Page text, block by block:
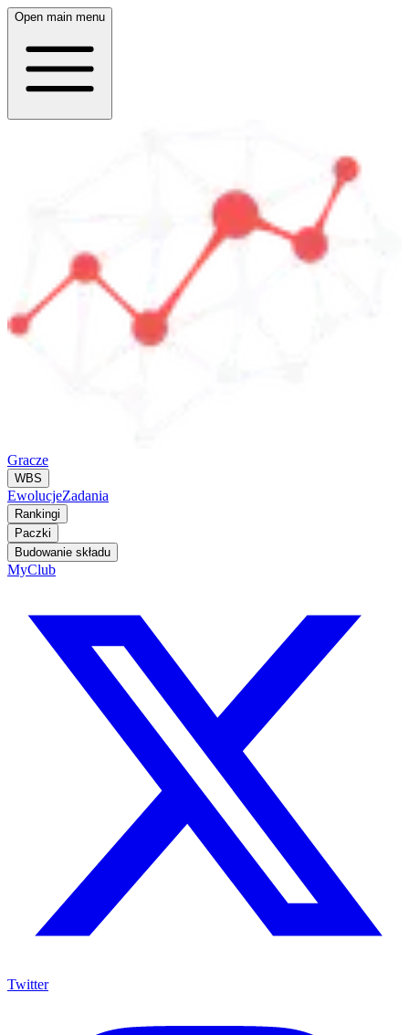
Open main menu
Gracze
WBS
EwolucjeZadania
Rankingi
Paczki
Budowanie składu
MyClub
Twitter